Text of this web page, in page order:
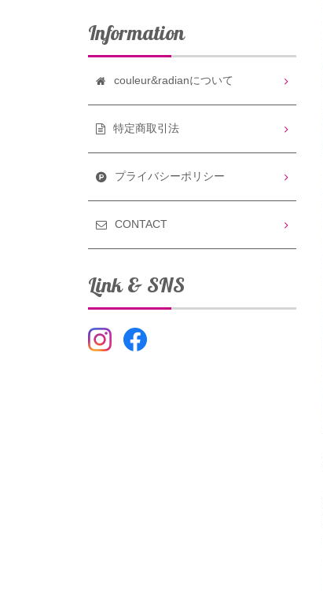
Information
couleur&radianについて
特定商取引法
プライバシーポリシー
CONTACT
Link & SNS